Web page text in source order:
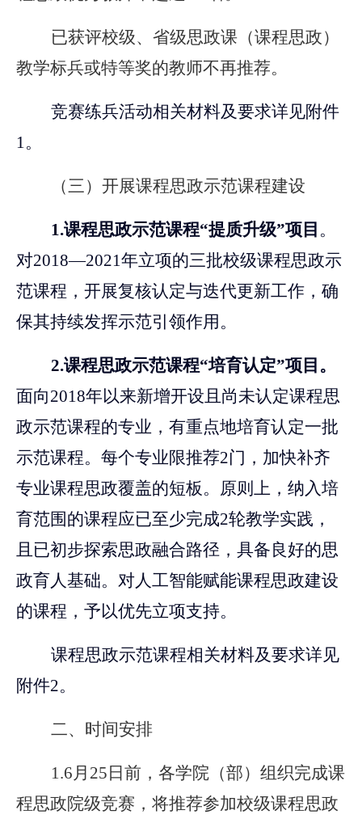
已获评校级、省级思政课（课程思政）
教学标兵或特等奖的教师不再推荐。
竞赛练兵活动相关材料及要求详见附件
1。
（三）开展课程思政示范课程建设
1.课程思政示范课程“提质升级”项目 。
对2018—2021年立项的三批校级课程思政示
范课程，开展复核认定与迭代更新工作，确
保其持续发挥示范引领作用。
2.课程思政示范课程“培育认定”项目。
面向2018年以来新增开设且尚未认定课程思
政示范课程的专业，有重点地培育认定一批
示范课程。每个专业限推荐2门，加快补齐
专业课程思政覆盖的短板。原则上，纳入培
育范围的课程应已至少完成2轮教学实践，
且已初步探索思政融合路径，具备良好的思
政育人基础。对人工智能赋能课程思政建设
的课程，予以优先立项支持。
课程思政示范课程相关材料及要求详见
附件2。
二、时间安排
1.6 月25日前，各学院（部）组织完成课
程思政院级竞赛，将推荐参加校级课程思政